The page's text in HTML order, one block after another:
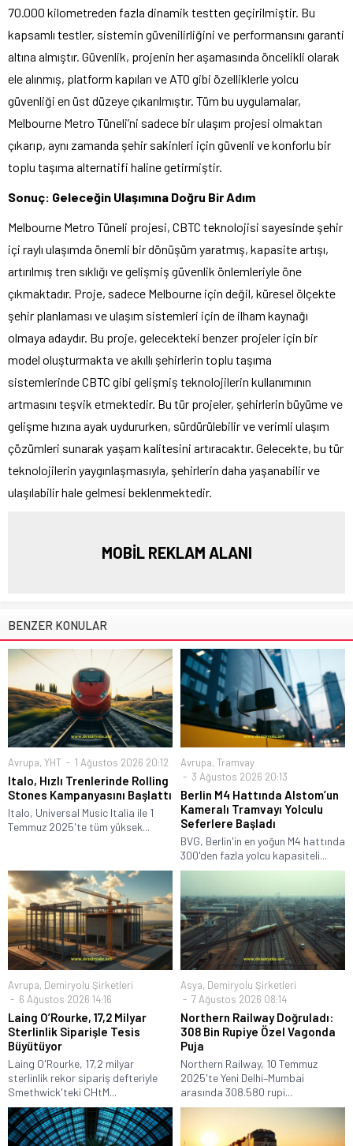
70.000 kilometreden fazla dinamik testten geçirilmiştir. Bu
kapsamlı testler, sistemin güvenilirliğini ve performansını garanti
altına almıştır. Güvenlik, projenin her aşamasında öncelikli olarak
ele alınmış, platform kapıları ve ATO gibi özelliklerle yolcu
güvenliği en üst düzeye çıkarılmıştır. Tüm bu uygulamalar,
Melbourne Metro Tüneli’ni sadece bir ulaşım projesi olmaktan
çıkarıp, aynı zamanda şehir sakinleri için güvenli ve konforlu bir
toplu taşıma alternatifi haline getirmiştir.
Sonuç: Geleceğin Ulaşımına Doğru Bir Adım
Melbourne Metro Tüneli projesi, CBTC teknolojisi sayesinde şehir
içi raylı ulaşımda önemli bir dönüşüm yaratmış, kapasite artışı,
artırılmış tren sıklığı ve gelişmiş güvenlik önlemleriyle öne
çıkmaktadır. Proje, sadece Melbourne için değil, küresel ölçekte
şehir planlaması ve ulaşım sistemleri için de ilham kaynağı
olmaya adaydır. Bu proje, gelecekteki benzer projeler için bir
model oluşturmakta ve akıllı şehirlerin toplu taşıma
sistemlerinde CBTC gibi gelişmiş teknolojilerin kullanımının
artmasını teşvik etmektedir. Bu tür projeler, şehirlerin büyüme ve
gelişme hızına ayak uydururken, sürdürülebilir ve verimli ulaşım
çözümleri sunarak yaşam kalitesini artıracaktır. Gelecekte, bu tür
teknolojilerin yaygınlaşmasıyla, şehirlerin daha yaşanabilir ve
ulaşılabilir hale gelmesi beklenmektedir.
MOBİL REKLAM ALANI
BENZER KONULAR
Avrupa, YHT 1 Ağustos 2026 20:12
Italo, Hızlı Trenlerinde Rolling
Stones Kampanyasını Başlattı
Italo, Universal Music Italia ile 1
Temmuz 2025'te tüm yüksek...
Avrupa, Tramvay
3 Ağustos 2026 20:13
Berlin M4 Hattında Alstom’un
Kameralı Tramvayı Yolculu
Seferlere Başladı
BVG, Berlin'in en yoğun M4 hattında
300'den fazla yolcu kapasiteli...
Avrupa, Demiryolu Şirketleri
6 Ağustos 2026 14:16
Laing O’Rourke, 17,2 Milyar
Sterlinlik Siparişle Tesis
Büyütüyor
Laing O'Rourke, 17,2 milyar
sterlinlik rekor sipariş defteriyle
Smethwick'teki CHtM...
Asya, Demiryolu Şirketleri
7 Ağustos 2026 08:14
Northern Railway Doğruladı:
308 Bin Rupiye Özel Vagonda
Puja
Northern Railway, 10 Temmuz
2025'te Yeni Delhi–Mumbai
arasında 308.580 rupi...